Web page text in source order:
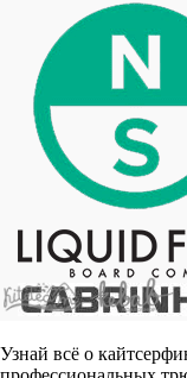
Узнай всё о